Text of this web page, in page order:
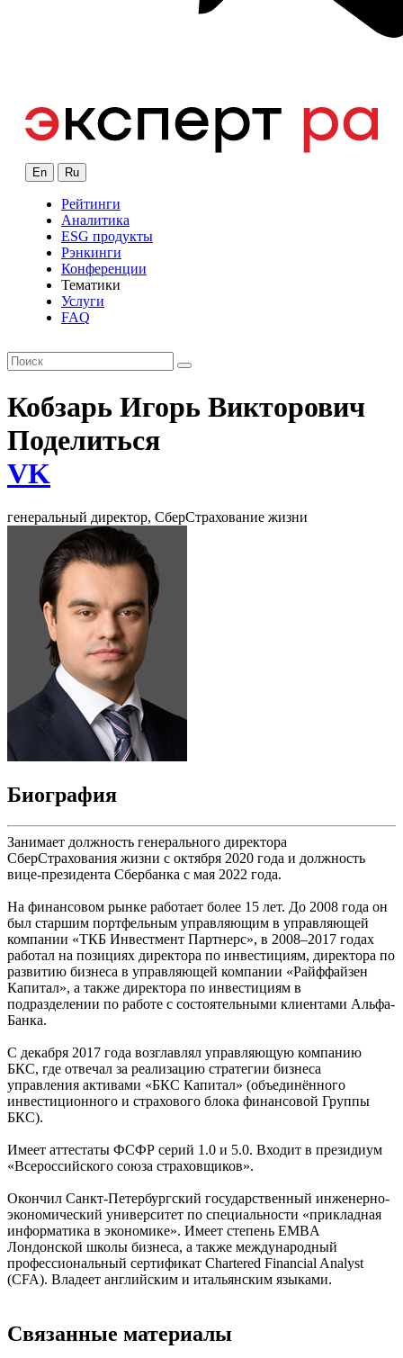
En Ru
Рейтинги
Аналитика
ESG продукты
Рэнкинги
Конференции
Тематики
Услуги
FAQ
Кобзарь Игорь Викторович
Поделиться
VK
генеральный директор, СберСтрахование жизни
Биография
Занимает должность генерального директора
СберСтрахования жизни с октября 2020 года и должность
вице-президента Сбербанка с мая 2022 года.
На финансовом рынке работает более 15 лет. До 2008 года он
был старшим портфельным управляющим в управляющей
компании «ТКБ Инвестмент Партнерс», в 2008–2017 годах
работал на позициях директора по инвестициям, директора по
развитию бизнеса в управляющей компании «Райффайзен
Капитал», а также директора по инвестициям в
подразделении по работе с состоятельными клиентами Альфа-
Банка.
С декабря 2017 года возглавлял управляющую компанию
БКС, где отвечал за реализацию стратегии бизнеса
управления активами «БКС Капитал» (объединённого
инвестиционного и страхового блока финансовой Группы
БКС).
Имеет аттестаты ФСФР серий 1.0 и 5.0. Входит в президиум
«Всероссийского союза страховщиков».
Окончил Санкт-Петербургский государственный инженерно-
экономический университет по специальности «прикладная
информатика в экономике». Имеет степень EMBA
Лондонской школы бизнеса, а также международный
профессиональный сертификат Chartered Financial Analyst
(CFA). Владеет английским и итальянским языками.
Связанные материалы